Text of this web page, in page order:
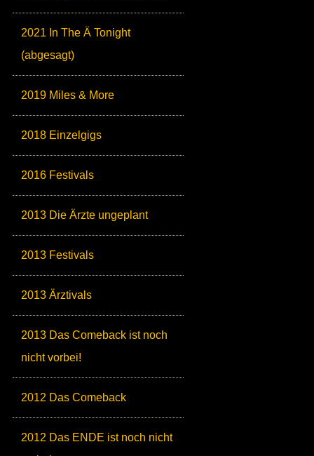
2021 In The Ä Tonight
(abgesagt)
2019 Miles & More
2018 Einzelgigs
2016 Festivals
2013 Die Ärzte ungeplant
2013 Festivals
2013 Ärztivals
2013 Das Comeback ist noch
nicht vorbei!
2012 Das Comeback
2012 Das ENDE ist noch nicht